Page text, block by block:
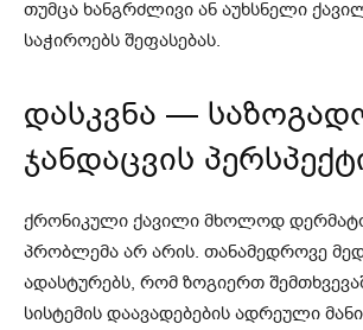
თუმცა ხანგრძლივი ან აუხსნელი
საჭიროებს შეფასებას.
დასკვნა —
ჯანდაცვის
ქრონიკული ქავილი მხოლოდ
პრობლემა არ არის. თანამედროვე
ადასტურებს, რომ ზოგიერთ
სისტემის დაავადებების ადრეული